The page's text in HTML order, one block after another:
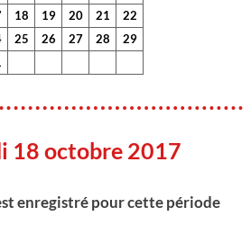
18 19 20 21
22
25 26 27 28
29
18 octobre 2017
enregistré pour cette période